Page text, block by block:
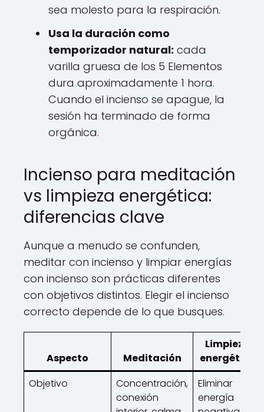
sea molesto para la respiración.
Usa la duración como
temporizador natural: cada
varilla gruesa de los 5 Elementos
dura aproximadamente 1 hora.
Cuando el incienso se apague, la
sesión ha terminado de forma
orgánica.
Incienso para meditación
vs limpieza energética:
diferencias clave
Aunque a menudo se confunden,
meditar con incienso y limpiar energías
con incienso son prácticas diferentes
con objetivos distintos. Elegir el incienso
correcto depende de lo que busques.
Aspecto Meditación
Limpieza
energética
Objetivo
Concentración,
conexión
Eliminar
energía
¡ENVIAR!
NO, NO ME GUSTAN LOS DESCUENTOS